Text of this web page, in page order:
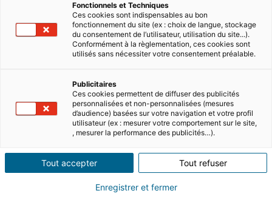
Quel revenu ou salaire faut-il pour vivre en
Grèce ?
Si vous envisagez de vous installer en Grèce, il
est essentiel de bien comprendre le coût de la
Fonctionnels et Techniques
Ces cookies sont indispensables au bon
fonctionnement du site (ex : choix de langue, stockage
du consentement de l’utilisateur, utilisation du site...).
Conformément à la règlementation, ces cookies sont
utilisés sans nécessiter votre consentement préalable.
Publicitaires
Ces cookies permettent de diffuser des publicités
personnalisées et non-personnalisées (mesures
d’audience) basées sur votre navigation et votre profil
utilisateur (ex : mesurer votre comportement sur le site,
, mesurer la performance des publicités…).
Tout accepter Tout refuser
Enregistrer et fermer